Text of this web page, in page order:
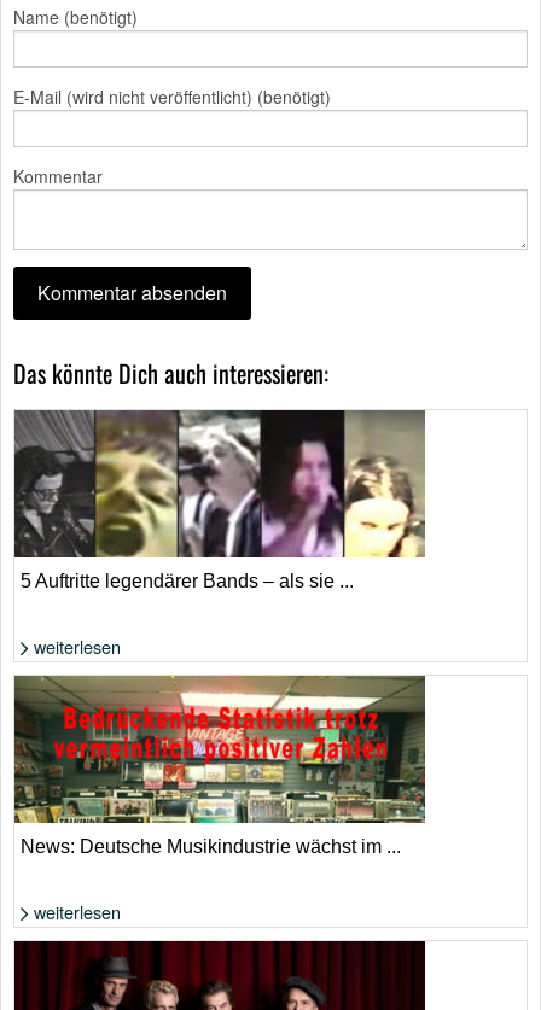
Name (benötigt)
E-Mail (wird nicht veröffentlicht) (benötigt)
Kommentar
Das könnte Dich auch interessieren:
Foto: extrahiert aus YouTube-Video
5 Auftritte legendärer Bands – als sie ...
weiterlesen
Die Zahlen klingen nach Aufschwung, allerdings aufgrund von Streaming
und KI. | Adobe Stock
News: Deutsche Musikindustrie wächst im ...
weiterlesen